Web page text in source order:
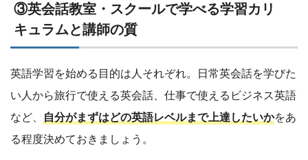
③英会話教室・スクールで学べる学習カリ
キュラムと講師の質
英語学習を始める目的は人それぞれ。日常英会話を学びた
い人から旅行で使える英会話、仕事で使えるビジネス英語
など、 自分がまずはどの英語レベルまで上達したいかをあ
る程度決めておきましょう。